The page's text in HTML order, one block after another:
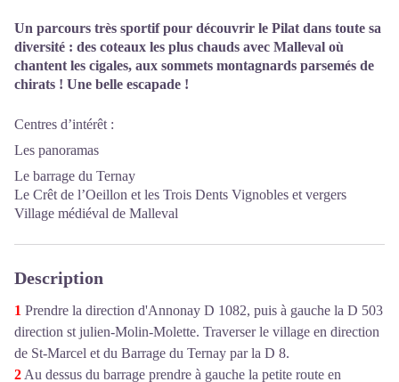
Un parcours très sportif pour découvrir le Pilat dans toute sa
diversité : des coteaux les plus chauds avec Malleval où
chantent les cigales, aux sommets montagnards parsemés de
chirats ! Une belle escapade !
Centres d’intérêt :
Les panoramas
Le barrage du Ternay
Le Crêt de l’Oeillon et les Trois Dents Vignobles et vergers
Village médiéval de Malleval
Description
1 Prendre la direction d'Annonay D 1082, puis à gauche la D 503
direction st julien-Molin-Molette. Traverser le village en direction
de St-Marcel et du Barrage du Ternay par la D 8.
2Au dessus du barrage prendre à gauche la petite route en